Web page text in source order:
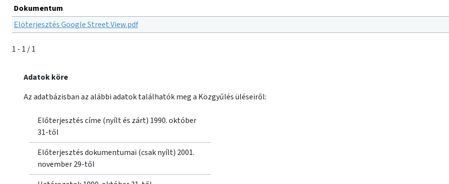
Dokumentum
Elöterjesztés Google Street View.pdf
1 - 1 / 1
Adatok köre
Az adatbázisban az alábbi adatok találhatók meg a Közgyűlés üléseiről:
Előterjesztés címe (nyílt és zárt) 1990. október
31-től
Előterjesztés dokumentumai (csak nyílt) 2001.
november 29-től